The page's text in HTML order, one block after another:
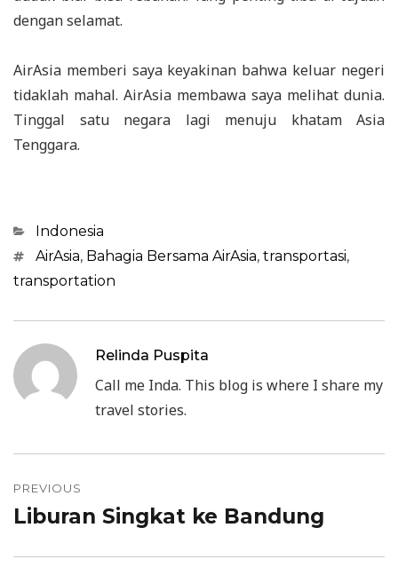
dengan selamat.
AirAsia memberi saya keyakinan bahwa keluar negeri
tidaklah mahal. AirAsia membawa saya melihat dunia.
Tinggal satu negara lagi menuju khatam Asia
Tenggara.
Categories
Indonesia
TagsAirAsia, Bahagia Bersama AirAsia, transportasi,
transportation
Relinda Puspita
Call me Inda. This blog is where I share my
travel stories.
Post
navigation
PREVIOUS
Previous
Liburan Singkat ke Bandung